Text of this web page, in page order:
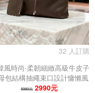
32 人訂購
風時尚‧柔韌細緻高級牛皮子
包結構抽繩束口設計慵懶風
女單肩托特包
5980元 2990元